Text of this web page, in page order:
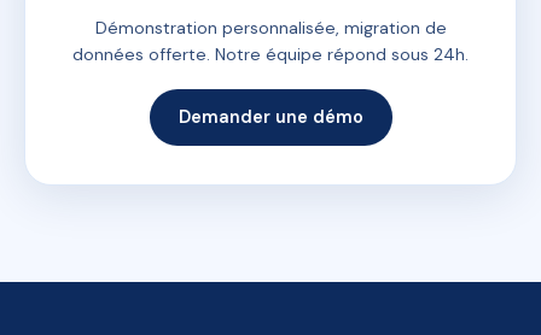
Démonstration personnalisée, migration de
données offerte. Notre équipe répond sous 24h.
Demander une démo